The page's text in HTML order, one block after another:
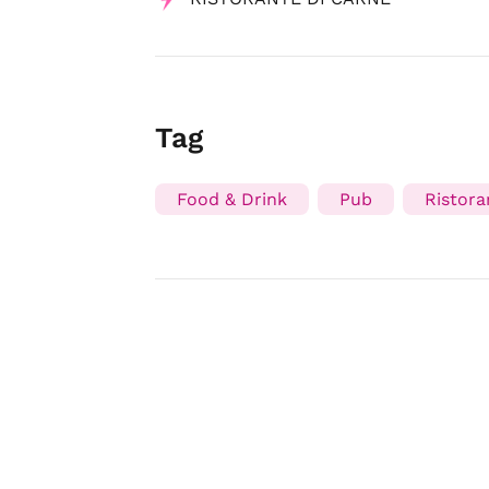
Tag
Food & Drink Pub